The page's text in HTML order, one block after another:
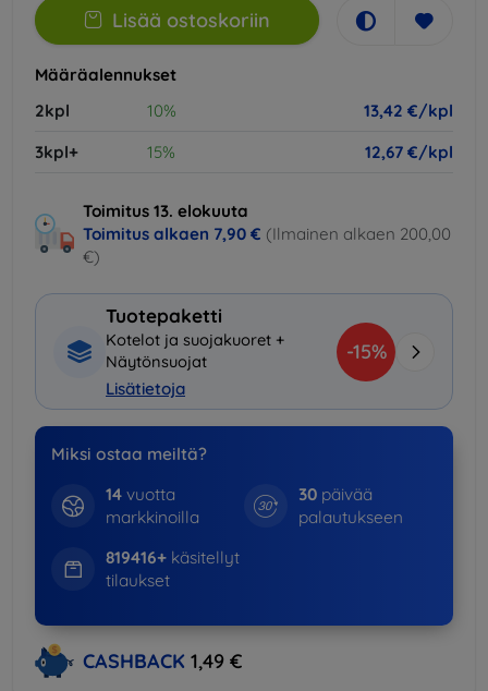
Lisää ostoskoriin
Määräalennukset
2kpl
10%
13,42 €/kpl
3kpl+
15% 12,67 €/kpl
Toimitus 13. elokuuta
Toimitus alkaen 7,90 € (Ilmainen alkaen 200,00
€)
Tuotepaketti
Kotelot ja suojakuoret +
Näytönsuojat
Lisätietoja
-15%
Miksi ostaa meiltä?
14vuotta
markkinoilla
30 päivää
palautukseen
819416+käsitellyt
tilaukset
CASHBACK 1,49 €